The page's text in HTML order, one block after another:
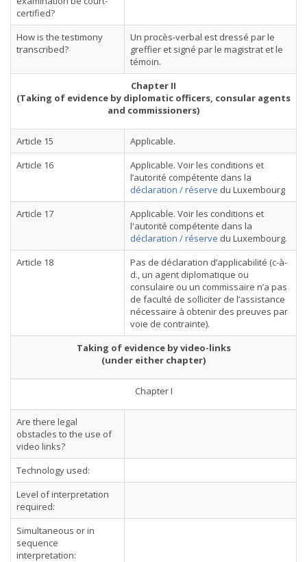
certified?
How is the testimony
transcribed?
Un procès-verbal est dressé par le
greffier et signé par le magistrat et le
témoin.
Chapter II
(Taking of evidence by diplomatic officers, consular agents
and commissioners)
Article 15
Applicable.
Article 16
Applicable. Voir les conditions et
l’autorité compétente dans la
déclaration / réserve du Luxembourg
Article 17
Applicable. Voir les conditions et
l'autorité compétente dans la
déclaration / réserve du Luxembourg.
Article 18
Pas de déclaration d’applicabilité (c-à-
d., un agent diplomatique ou
consulaire ou un commissaire n’a pas
de faculté de solliciter de l’assistance
nécessaire à obtenir des preuves par
voie de contrainte).
Taking of evidence by video-links
(under either chapter)
Chapter I
Are there legal
obstacles to the use of
video links?
Technology used:
Level of interpretation
required:
Simultaneous or in
sequence
interpretation: